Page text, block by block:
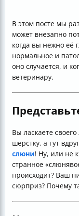
В этом посте мы
может внезапно
когда вы нежно её
нормальное и
оно случается, и
ветеринару.
Вы ласкаете
шерстку, а тут
слюни! Ну, или не
странное
происходит? Ваш
сюрприз? Почему